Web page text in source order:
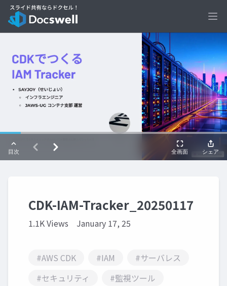
CDK-IAM-Tracker_20250117
1.1K Views January 17, 25
#AWS CDK #IAM
#サーバレス
#セキュリティ
#監視ツール